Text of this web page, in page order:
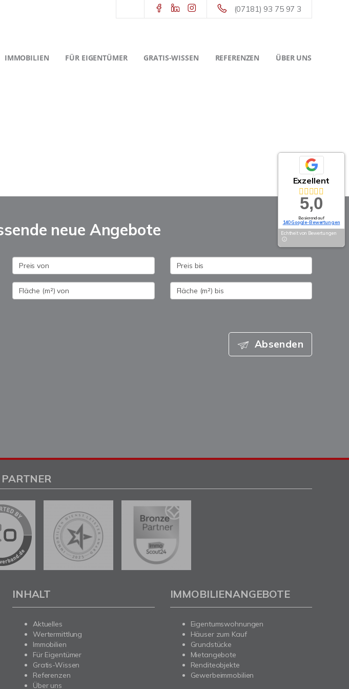
(07181) 93 75 97 3
IMMOBILIEN FÜR EIGENTÜMER GRATIS-WISSEN REFERENZEN ÜBER UNS
neue Angebote
Absenden
Exzellent
5,0
Basierend auf
140 Google-Bewertungen
Echtheit von Bewertungen
PARTNER
INHALT
Aktuelles
Wertermittlung
Immobilien
Für Eigentümer
Gratis-Wissen
Referenzen
Über uns
IMMOBILIENANGEBOTE
Eigentumswohnungen
Häuser zum Kauf
Grundstücke
Mietangebote
Renditeobjekte
Gewerbeimmobilien